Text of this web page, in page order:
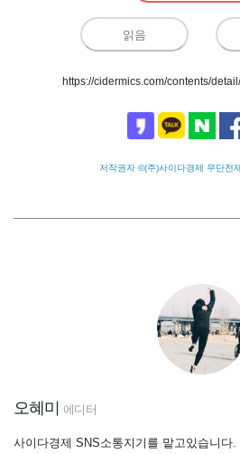
읽음
https://cidermics.com/contents/
저작권자 ©(주)사이다경제 무단전
오혜미 에디터
사이다경제 SNS소통지기를 맡고있습니다